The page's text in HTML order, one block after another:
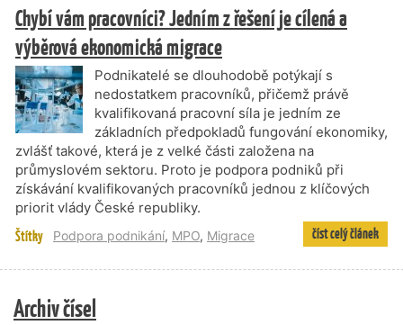
Chybí vám pracovníci? Jedním z řešení je cílená a
výběrová ekonomická migrace
Podnikatelé se dlouhodobě potýkají s
nedostatkem pracovníků, přičemž právě
kvalifikovaná pracovní síla je jedním ze
základních předpokladů fungování ekonomiky,
zvlášť takové, která je z velké části založena na
průmyslovém sektoru. Proto je podpora podniků při
získávání kvalifikovaných pracovníků jednou z klíčových
priorit vlády České republiky.
Štítky Podpora podnikání, MPO, Migrace číst celý článek
Archiv čísel